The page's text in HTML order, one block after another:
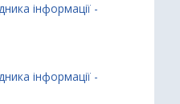
інформації -
інформації -